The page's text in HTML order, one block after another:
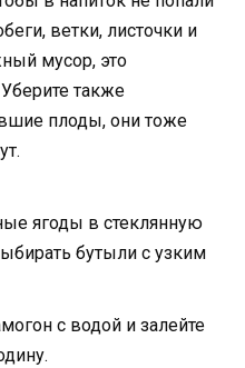
ветки, листочки и
мусор, это
также
плоды, они тоже
ягоды в стеклянную
бутыли с узким
с водой и залейте